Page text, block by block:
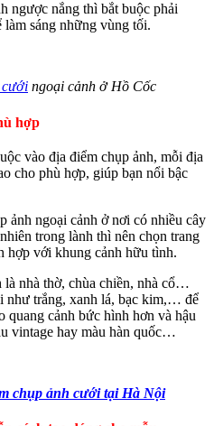
ngược nắng thì bắt buộc phải
làm sáng những vùng tối.
cưới ngoại cảnh ở Hồ Cốc
hợp
vào địa điểm chụp ảnh, mỗi địa
cho phù hợp, giúp bạn nổi bậc
ảnh ngoại cảnh ở nơi có nhiều cây
trong lành thì nên chọn trang
hợp với khung cảnh hữu tình.
là nhà thờ, chùa chiền, nhà cổ…
như trắng, xanh lá, bạc kim,… để
quang cảnh bức hình hơn và hậu
vintage hay màu hàn quốc…
chụp ảnh cưới tại Hà Nội